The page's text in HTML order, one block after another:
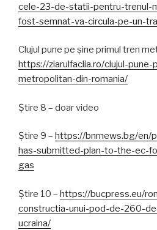
cele-23-de-statii-pentru-trenul-
fost-semnat-va-circula-pe-un-
Clujul pune pe șine primul tren
https://ziarulfaclia.ro/clujul-
metropolitan-din-romania/
Știre 8 – doar video
Știre 9 – https://bnrnews.bg/en/
has-submitted-plan-to-the-ec-
gas
Știre 10 – https://bucpress.eu/
constructia-unui-pod-de-260-
ucraina/